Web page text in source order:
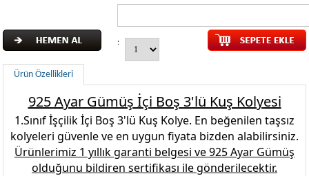
:
Ürün Özellikleri
925 Ayar Gümüş İçi Boş 3'lü Kuş Kolyesi
1.Sınıf İşçilikİçi Boş 3'lü Kuş Kolye. En beğenilen taşsız
kolyeleri güvenle ve en uygun fiyata bizden alabilirsiniz.
Ürünlerimiz 1 yıllık garanti belgesi ve925 Ayar Gümüş
olduğunu bildiren sertifikası ile gönderilecektir.